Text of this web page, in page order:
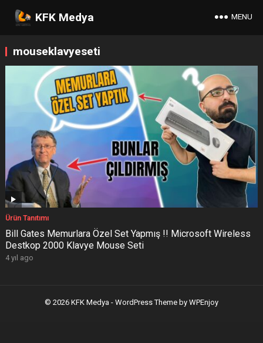
KFK Medya MENU
mouseklavyeseti
Ürün Tanıtımı
Bill Gates Memurlara Özel Set Yapmış !! Microsoft Wireless
Destkop 2000 Klavye Mouse Seti
4 yıl ago
© 2026 KFK Medya - WordPress Theme by WPEnjoy